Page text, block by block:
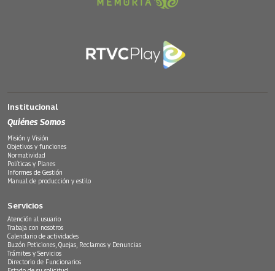
Institucional
Quiénes Somos
Misión y Visión
Objetivos y funciones
Normatividad
Políticas y Planes
Informes de Gestión
Manual de producción y estilo
Servicios
Atención al usuario
Trabaja con nosotros
Calendario de actividades
Buzón Peticiones, Quejas, Reclamos y Denuncias
Trámites y Servicios
Directorio de Funcionarios